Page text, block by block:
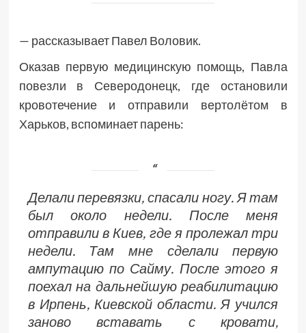
— рассказывает Павел Воловик.
Оказав первую медицинскую помощь, Павла
повезли в Северодонецк, где остановили
кровотечение и отправили вертолётом в
Харьков, вспоминает парень:
Делали перевязки, спасали ногу. Я там
был около недели. После меня
отправили в Киев, где я пролежал три
недели. Там мне сделали первую
ампутацию по Сайму. После этого я
поехал на дальнейшую реабилитацию
в Ирпень, Киевской области. Я учился
заново вставать с кровати,